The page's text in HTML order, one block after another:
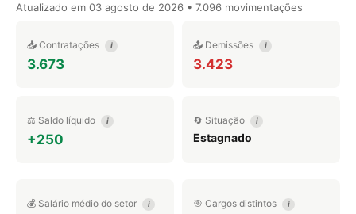
Atualizado em 03 agosto de 2026 • 7.096 movimentações
📥 Contratações i
3.673
📤 Demissões i
3.423
⚖️ Saldo líquido i
+250
🔄 Situação i
Estagnado
💰 Salário médio do setor i 🎯 Cargos distintos i